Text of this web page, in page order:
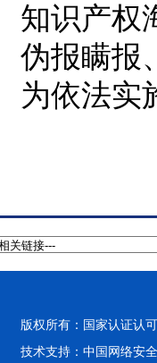
知识产权
伪报瞒报
为依法实
版权所有：国家认证认
技术支持： 中国网络安